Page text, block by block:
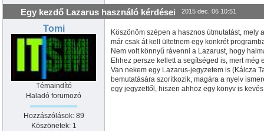
Egy kezdő Lazarus használó kérdései 2015 dec. 06 10:51
Tomi
Témaindító
Haladó forumozó
Hozzászólások: 89
Köszönetek: 1
Köszönöm szépen a hasznos útmutatást,
már csak át kell ültetnem egy konkrét
Nem volt könnyű rávenni a Lazarust, hogy
Ehhez persze kellett a segítséged is, mert
Van nekem egy Lazarus-jegyzetem is (Kálcza
bemutatására szorítkozik, magára a nyelv
egy jegyzettől, hiszen ahhoz egy könyv is